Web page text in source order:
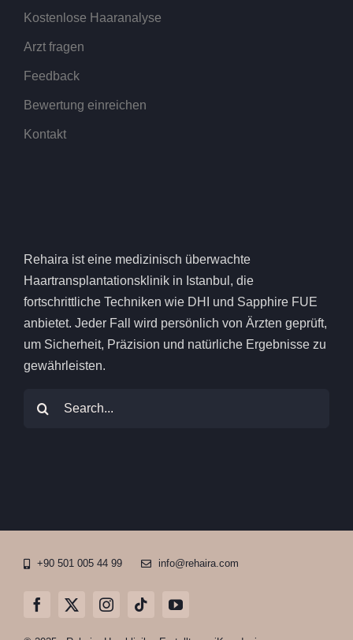
Kostenlose Haaranalyse
Arzt fragen
Feedback
Bewertung einreichen
Kontakt
Rehaira ist eine medizinisch überwachte
Haartransplantationsklinik in Istanbul, die
fortschrittliche Techniken wie DHI und Sapphire FUE
anbietet. Jeder Fall wird persönlich von Ärzten geprüft,
um Sicherheit, Präzision und natürliche Ergebnisse zu
gewährleisten.
nach:
+90 501 005 44 99 info@rehaira.com